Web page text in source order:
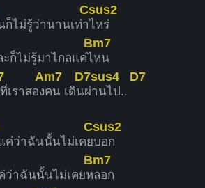
ก็ไม่รู้ว่านานเท่า
Csus2
ไหร่
ะก็ไม่รู้มาไกลแค่ไ
Bm7
หน
เราสอง
Am7
คน เดิน
D7sus4
ผ่านไป..
D7
ค่ว่าฉันนั้นไม่เคย
Csus2
บอก
ว่าฉันนั้นไม่เคยห
Bm7
ลอก